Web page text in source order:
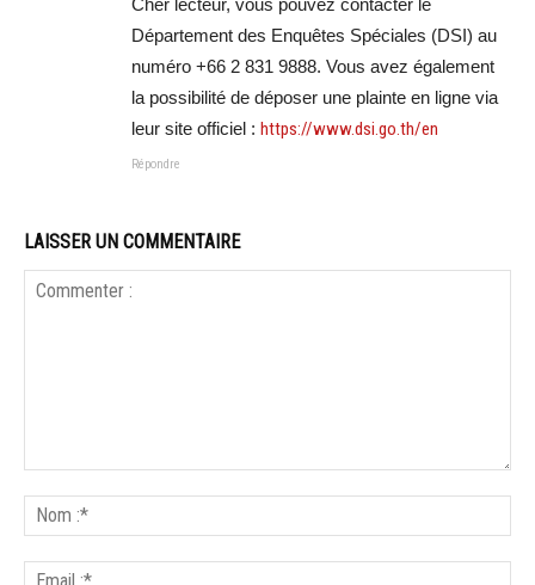
Département des Enquêtes Spéciales (DSI) au
numéro +66 2 831 9888. Vous avez également
la possibilité de déposer une plainte en ligne via
leur site officiel : https://www.dsi.go.th/en
Répondre
LAISSER UN COMMENTAIRE